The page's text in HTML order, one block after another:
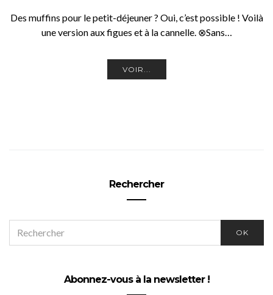
Des muffins pour le petit-déjeuner ? Oui, c’est possible ! Voilà
une version aux figues et à la cannelle. ⊗Sans…
VOIR...
Rechercher
FOR:
OK
Abonnez-vous à la newsletter !